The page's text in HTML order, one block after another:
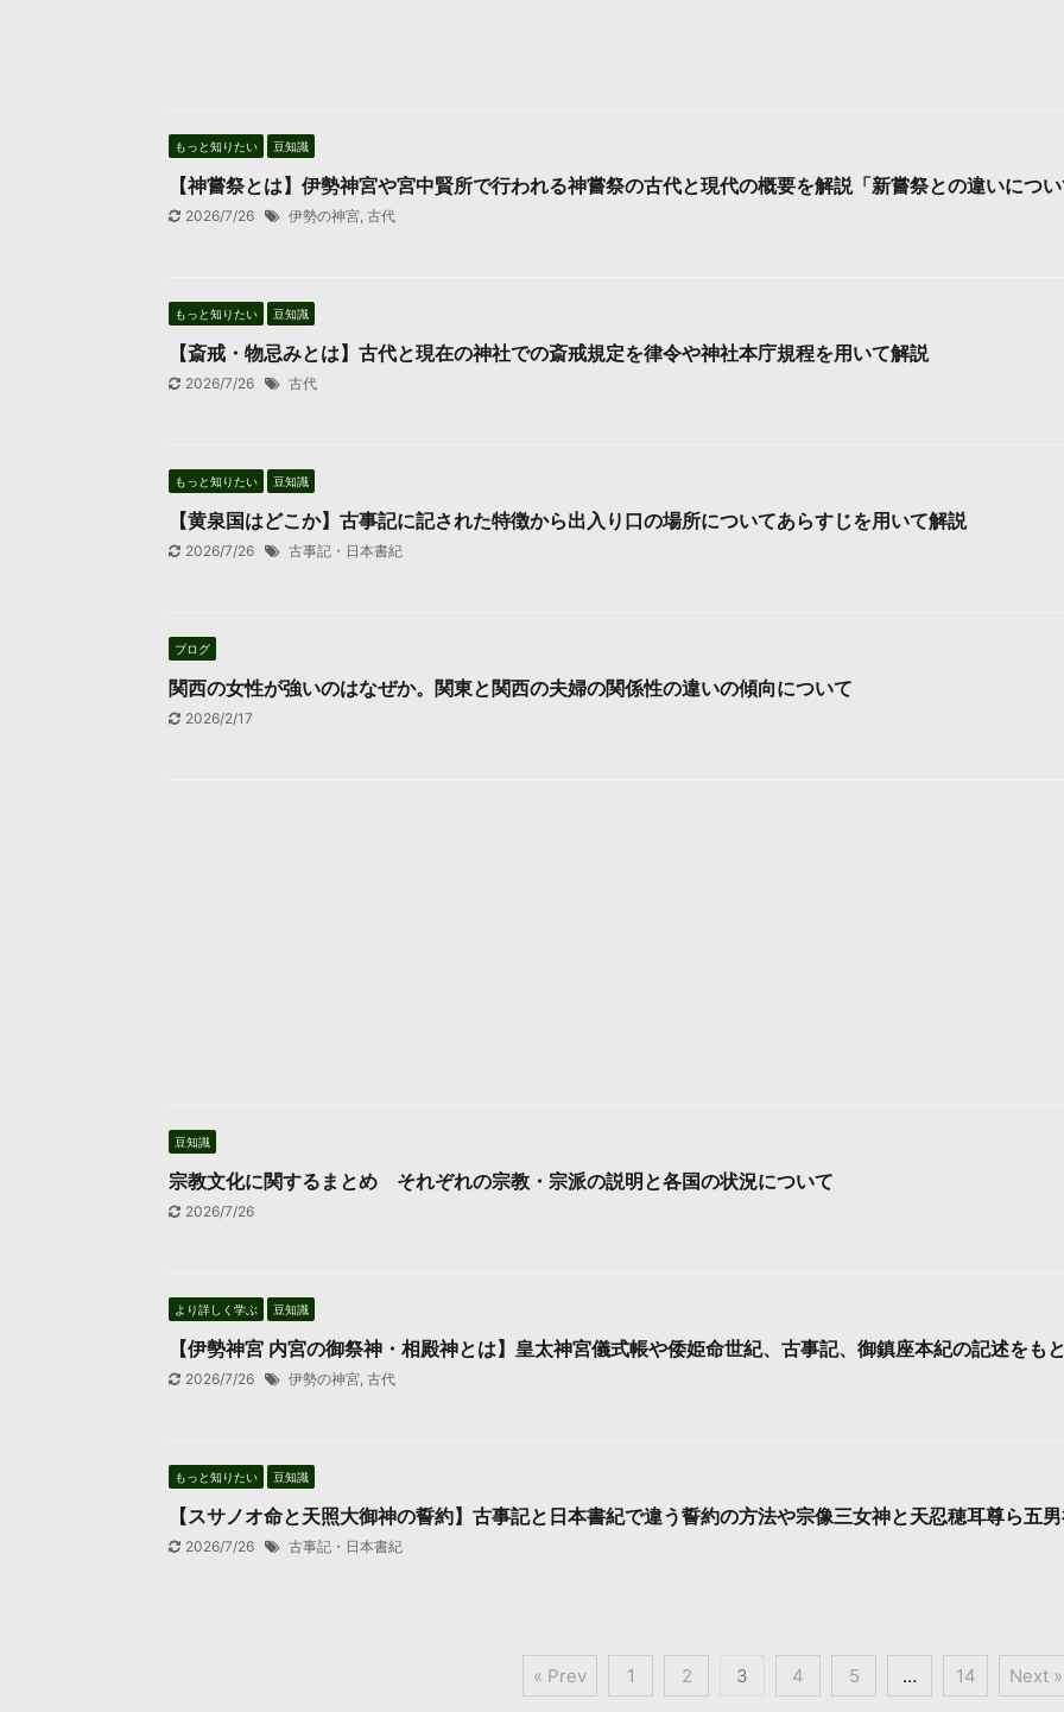
もっと知りたい 豆知識
【神嘗祭とは】伊勢神宮や宮中賢所で行われる神嘗祭の古代と現代の概要を解説「新嘗祭との違いにつ
2026/7/26 伊勢の神宮, 古代
もっと知りたい 豆知識
【斎戒・物忌みとは】古代と現在の神社での斎戒規定を律令や神社本庁規程を用いて解説
2026/7/26 古代
もっと知りたい 豆知識
【黄泉国はどこか】古事記に記された特徴から出入り口の場所についてあらすじを用いて解説
2026/7/26 古事記・日本書紀
ブログ
関西の女性が強いのはなぜか。関東と関西の夫婦の関係性の違いの傾向について
2026/2/17
豆知識
宗教文化に関するまとめ それぞれの宗教・宗派の説明と各国の状況について
2026/7/26
より詳しく学ぶ 豆知識
【伊勢神宮 内宮の御祭神・相殿神とは】皇太神宮儀式帳や倭姫命世紀、古事記、御鎮座本紀の記述をも
2026/7/26 伊勢の神宮, 古代
もっと知りたい 豆知識
【スサノオ命と天照大御神の誓約】古事記と日本書紀で違う誓約の方法や宗像三女神と天忍穂耳尊ら五
2026/7/26 古事記・日本書紀
« Prev 1 2 3 4 5 … 14 Next »